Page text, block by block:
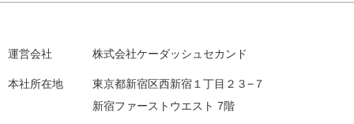
運営会社 株式会社ケーダッシュセカンド
本社所在地
東京都新宿区西新宿１丁目２３−７
新宿ファーストウエスト 7階